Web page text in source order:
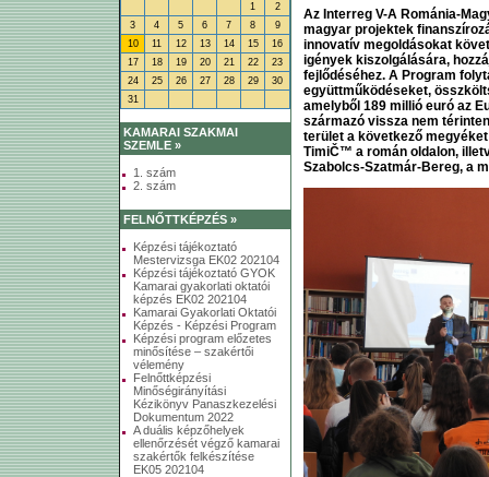
1
2
3
4 5 6 7 8
9
10
11 12 13 14 15
16
17
18 19 20 21 22
23
24
25 26 27 28 29
30
31
KAMARAI SZAKMAI
SZEMLE »
1. szám
2. szám
FELNŐTTKÉPZÉS »
Képzési tájékoztató
Mestervizsga EK02 202104
Képzési tájékoztató GYOK
Kamarai gyakorlati oktatói
képzés EK02 202104
Kamarai Gyakorlati Oktatói
Képzés - Képzési Program
Képzési program előzetes
minősítése – szakértői
vélemény
Felnőttképzési
Minőségirányítási
Kézikönyv Panaszkezelési
Dokumentum 2022
A duális képzőhelyek
ellenőrzését végző kamarai
szakértők felkészítése
EK05 202104
Az Interreg V-A Románia-
magyar projektek
innovatív megoldásokat
igények kiszolgálására,
fejlődéséhez. A Program
együttműködéseket,
amelyből 189 millió euró az
származó vissza nem
terület a következő
TimiČ™ a román oldalon,
Szabolcs-Szatmár-Bereg, a